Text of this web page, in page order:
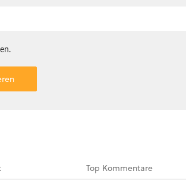
Top Kommentare